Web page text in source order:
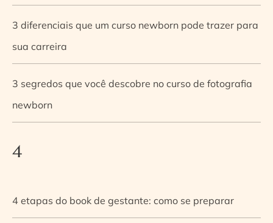
3 diferenciais que um curso newborn pode trazer para
sua carreira
3 segredos que você descobre no curso de fotografia
newborn
4
4 etapas do book de gestante: como se preparar